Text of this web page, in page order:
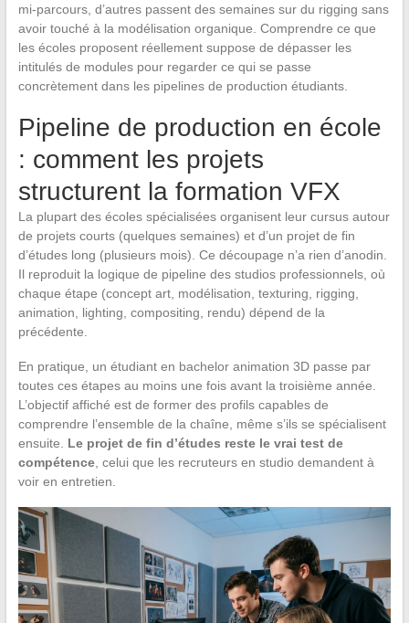
mi-parcours, d’autres passent des semaines sur du rigging sans
avoir touché à la modélisation organique. Comprendre ce que
les écoles proposent réellement suppose de dépasser les
intitulés de modules pour regarder ce qui se passe
concrètement dans les pipelines de production étudiants.
Pipeline de production en école
: comment les projets
structurent la formation VFX
La plupart des écoles spécialisées organisent leur cursus autour
de projets courts (quelques semaines) et d’un projet de fin
d’études long (plusieurs mois). Ce découpage n’a rien d’anodin.
Il reproduit la logique de pipeline des studios professionnels, où
chaque étape (concept art, modélisation, texturing, rigging,
animation, lighting, compositing, rendu) dépend de la
précédente.
En pratique, un étudiant en bachelor animation 3D passe par
toutes ces étapes au moins une fois avant la troisième année.
L’objectif affiché est de former des profils capables de
comprendre l’ensemble de la chaîne, même s’ils se spécialisent
ensuite. Le projet de fin d’études reste le vrai test de
compétence, celui que les recruteurs en studio demandent à
voir en entretien.